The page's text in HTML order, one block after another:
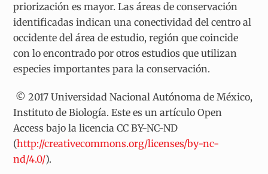
priorización es mayor. Las áreas de conservación
identificadas indican una conectividad del centro al
occidente del área de estudio, región que coincide
con lo encontrado por otros estudios que utilizan
especies importantes para la conservación.
© 2017 Universidad Nacional Autónoma de México,
Instituto de Biología. Este es un artículo Open
Access bajo la licencia CC BY-NC-ND
(http://creativecommons.org/licenses/by-nc-
nd/4.0/).